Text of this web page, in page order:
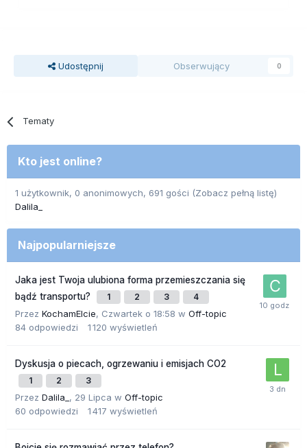
Udostępnij Obserwujący 0
Tematy
Kto jest online?
1 użytkownik, 0 anonimowych, 691 gości (Zobacz pełną listę)
Dalila_
Najpopularniejsze
Jaka jest Twoja ulubiona forma przemieszczania się
bądź transportu?
1 2 3 4
Przez KochamElcie, Czwartek o 18:58 w Off-topic
84 odpowiedzi 1 120 wyświetleń
Dyskusja o piecach, ogrzewaniu i emisjach CO2
1 2 3
Przez Dalila_ , 29 Lipca w Off-topic
60 odpowiedzi 1 417 wyświetleń